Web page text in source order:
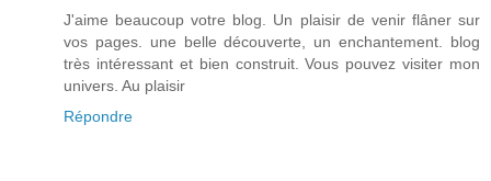
J'aime beaucoup votre blog. Un plaisir de venir flâner sur
vos pages. une belle découverte, un enchantement. blog
très intéressant et bien construit. Vous pouvez visiter mon
univers. Au plaisir
Répondre